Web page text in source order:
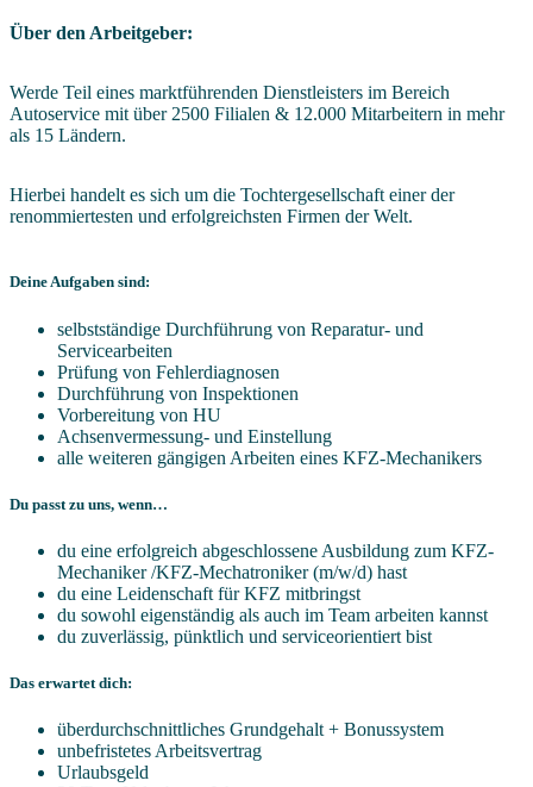
Über den Arbeitgeber:
Werde Teil eines marktführenden Dienstleisters im Bereich
Autoservice mit über 2500 Filialen & 12.000 Mitarbeitern in mehr
als 15 Ländern.
Hierbei handelt es sich um die Tochtergesellschaft einer der
renommiertesten und erfolgreichsten Firmen der Welt.
Deine Aufgaben sind:
selbstständige Durchführung von Reparatur- und
Servicearbeiten
Prüfung von Fehlerdiagnosen
Durchführung von Inspektionen
Vorbereitung von HU
Achsenvermessung- und Einstellung
alle weiteren gängigen Arbeiten eines KFZ-Mechanikers
Du passt zu uns, wenn…
du eine erfolgreich abgeschlossene Ausbildung zum KFZ-
Mechaniker /KFZ-Mechatroniker (m/w/d) hast
du eine Leidenschaft für KFZ mitbringst
du sowohl eigenständig als auch im Team arbeiten kannst
du zuverlässig, pünktlich und serviceorientiert bist
Das erwartet dich:
überdurchschnittliches Grundgehalt + Bonussystem
unbefristetes Arbeitsvertrag
Urlaubsgeld